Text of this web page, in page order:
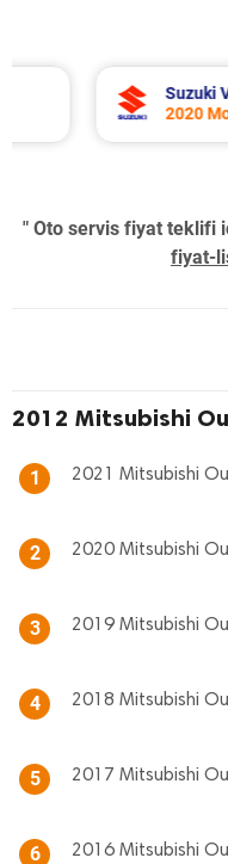
Suzuki Vitara
2020 Model
" Oto servis fiyat teklifi
fiyat-
2012 Mitsubishi
1 2021 Mitsubishi
2 2020 Mitsubishi
3 2019 Mitsubishi
4 2018 Mitsubishi
5 2017 Mitsubishi
6 2016 Mitsubishi